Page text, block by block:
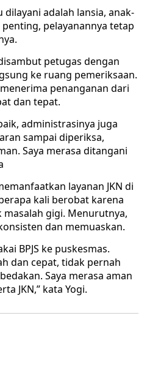
dilayani adalah lansia, anak-
pelayanannya tetap
petugas dengan
ke ruang pemeriksaan.
penanganan dari
dan tepat.
administrasinya juga
sampai diperiksa,
Saya merasa ditangani
layanan JKN di
kali berobat karena
gigi. Menurutnya,
dan memuaskan.
BPJS ke puskesmas.
dan cepat, tidak pernah
Saya merasa aman
JKN,” kata Yogi.